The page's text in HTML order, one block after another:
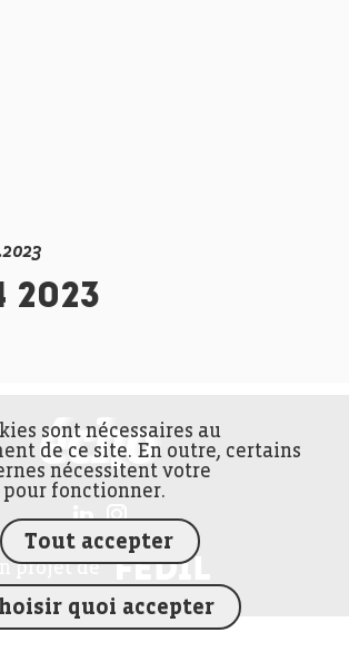
2023
FEDIL écho
projet de
sont nécessaires au
de ce site. En outre, certains
nécessitent votre
fonctionner.
Tout accepter
quoi accepter